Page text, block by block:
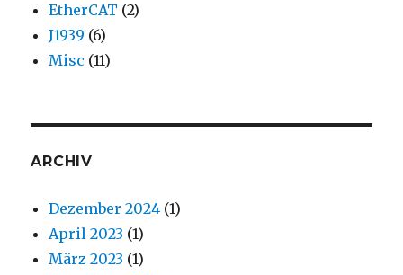
EtherCAT (2)
J1939 (6)
Misc (11)
ARCHIV
Dezember 2024 (1)
April 2023 (1)
März 2023 (1)